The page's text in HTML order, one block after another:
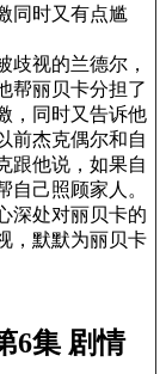
同时又有点尴
视的兰德尔，
帮丽贝卡分担了
，同时又告诉他
前杰克偶尔和自
跟他说，如果自
自己照顾家人。
深处对丽贝卡的
，默默为丽贝卡
6集 剧情